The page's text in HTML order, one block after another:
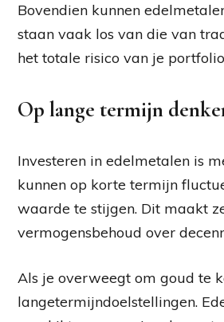
Bovendien kunnen
staan vaak los van die van
het totale risico van je
Op lange termijn
Investeren in edelmetalen is
kunnen op korte termijn
waarde te stijgen. Dit maakt
vermogensbehoud over
Als je overweegt om goud te
langetermijndoelstellingen.